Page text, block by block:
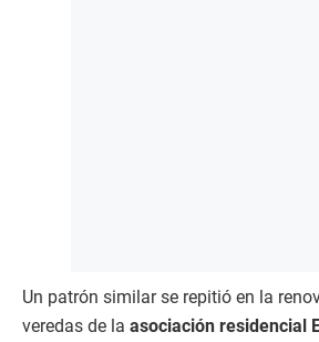
Un patrón similar se repitió en la
veredas de la asociación residencial